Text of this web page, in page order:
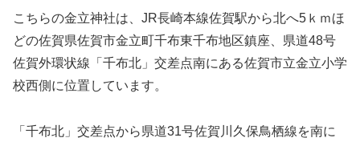
こちらの金立神社は、JR長崎本線佐賀駅から北へ5ｋｍほ
どの佐賀県佐賀市金立町千布東千布地区鎮座、県道48号
佐賀外環状線「千布北」交差点南にある佐賀市立金立小学
校西側に位置しています。
「千布北」交差点から県道31号佐賀川久保鳥栖線を南に